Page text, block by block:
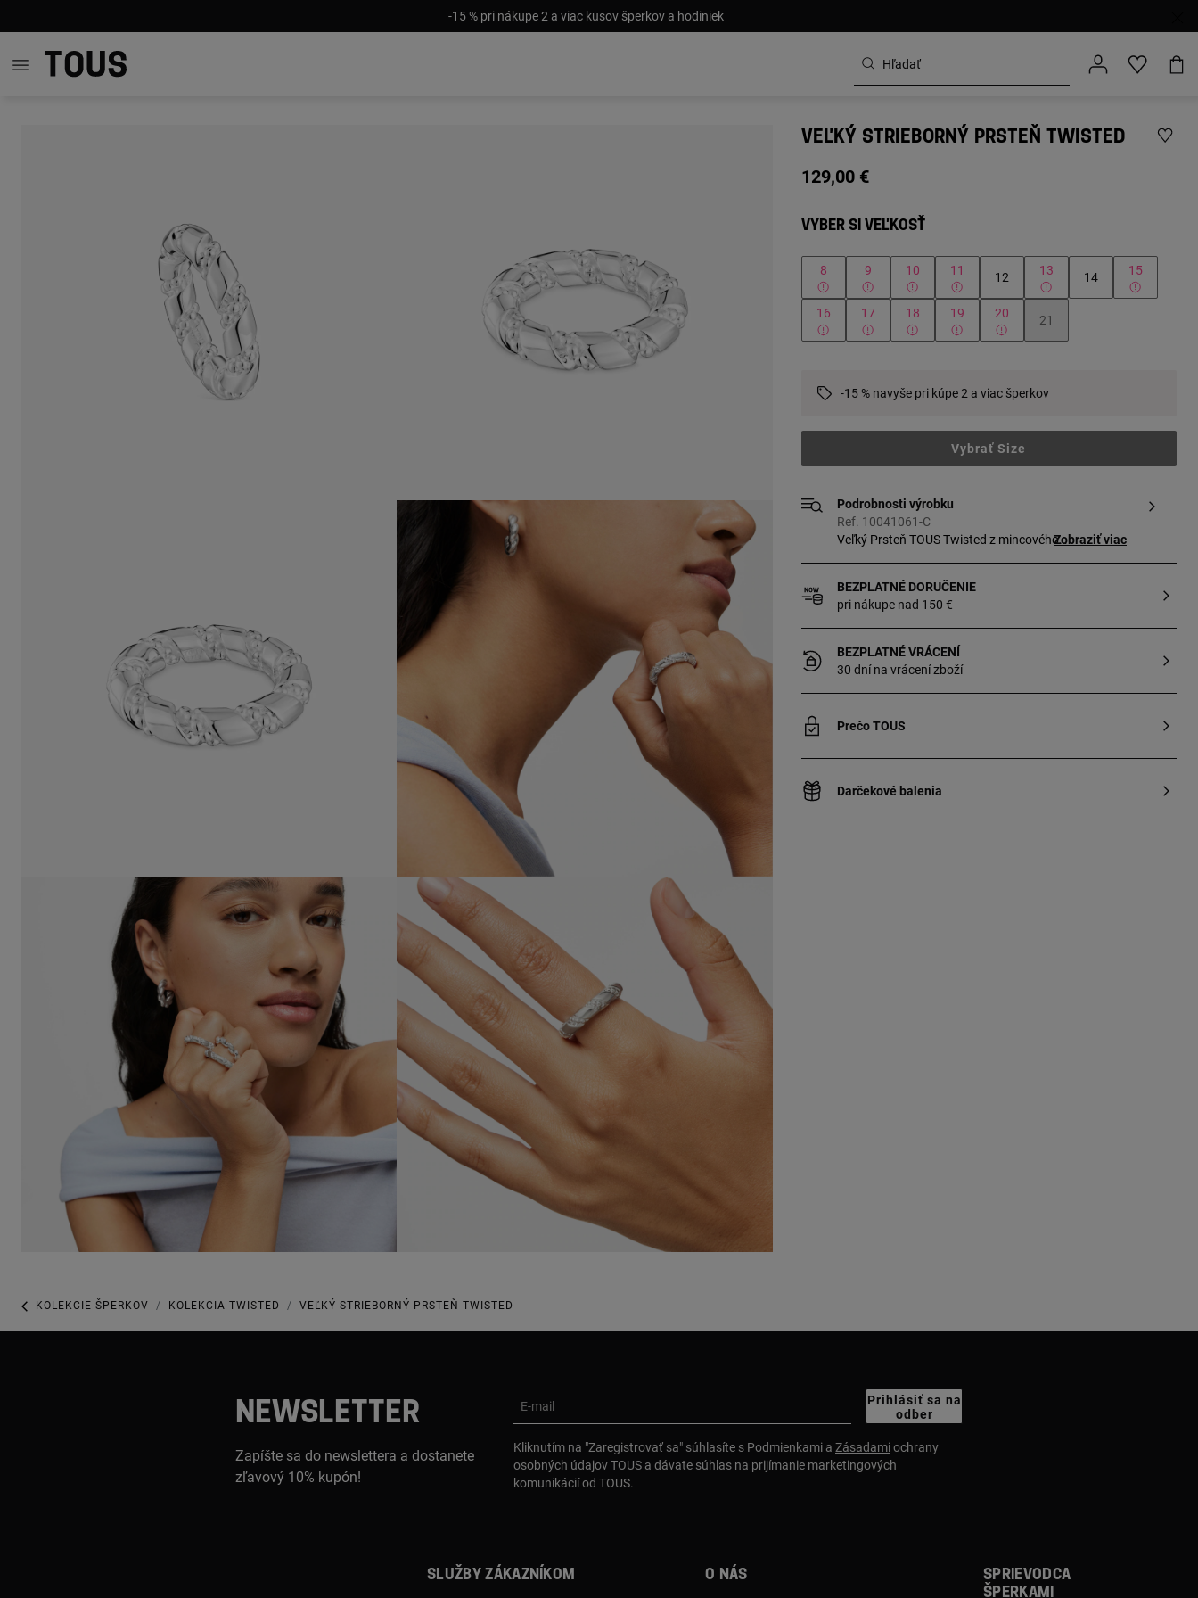
-15 % pri nákupe 2 a viac kusov šperkov a hodiniek
VEĽKÝ STRIEBORNÝ PRSTEŇ TWISTED
129,00 €
VYBER SI VEĽKOSŤ
8 9 10 11 12 13 14 15
16 17 18 19 20 21
-15 % navyše pri kúpe 2 a viac šperkov
Vybrať Size
Podrobnosti výrobku
Ref. 10041061-C
Veľký Prsteň TOUS Twisted z mincovéhoZobraziť viac
BEZPLATNÉ DORUČENIE
pri nákupe nad 150 €
BEZPLATNÉ VRÁCENÍ
30 dní na vrácení zboží
Prečo TOUS
Darčekové balenia
KOLEKCIE ŠPERKOV KOLEKCIA TWISTED VEĽKÝ STRIEBORNÝ PRSTEŇ TWISTED
NEWSLETTER
Zapíšte sa do newslettera a dostanete
zľavový 10% kupón!
E-mail
Prihlásiť sa na
odber
Kliknutím na "Zaregistrovať sa" súhlasíte s Podmienkami a Zásadamiochrany
osobných údajov TOUS a dávate súhlas na prijímanie marketingových
komunikácií od TOUS.
Služby zákazníkom O nás
Sprievodca
šperkami